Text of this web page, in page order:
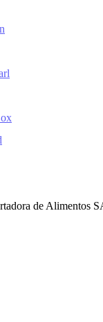
de Alimentos